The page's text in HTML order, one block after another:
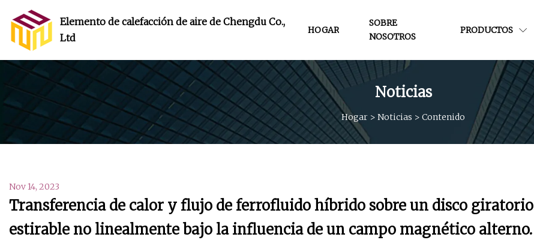
Elemento de calefacción de aire de Chengdu Co.,
Ltd
HOGAR
SOBRE
NOSOTROS
PRODUCTOS
Noticias
Hogar > Noticias > Contenido
Nov 14, 2023
Transferencia de calor y flujo de ferrofluido híbrido sobre un disco giratorio
estirable no linealmente bajo la influencia de un campo magnético alterno.